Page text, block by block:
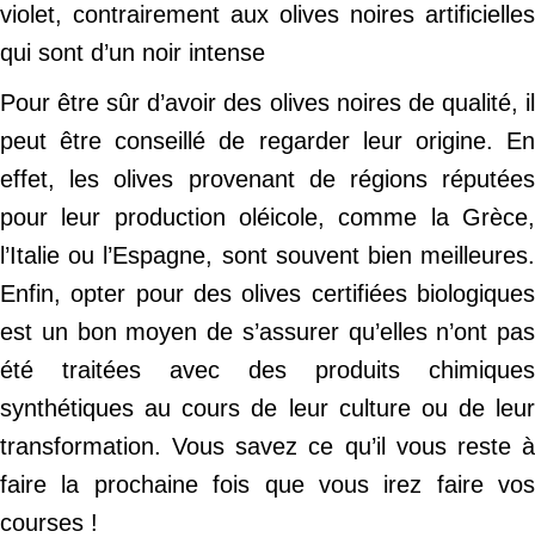
violet, contrairement aux olives noires artificielles
qui sont d’un noir intense
Pour être sûr d’avoir des olives noires de qualité, il
peut être conseillé de regarder leur origine. En
effet, les olives provenant de régions réputées
pour leur production oléicole, comme la Grèce,
l’Italie ou l’Espagne, sont souvent bien meilleures.
Enfin, opter pour des olives certifiées biologiques
est un bon moyen de s’assurer qu’elles n’ont pas
été traitées avec des produits chimiques
synthétiques au cours de leur culture ou de leur
transformation. Vous savez ce qu’il vous reste à
faire la prochaine fois que vous irez faire vos
courses !